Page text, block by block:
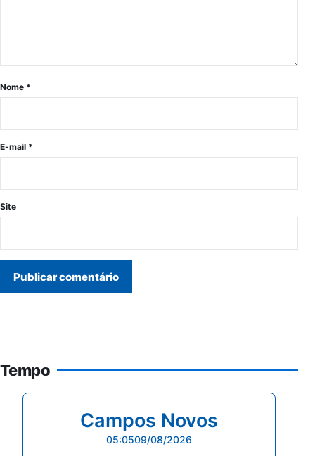
Nome *
E-mail *
Site
Tempo
Campos Novos
05:0509/08/2026